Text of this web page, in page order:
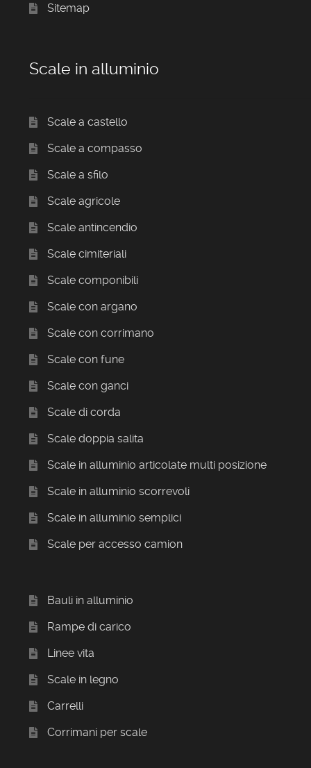
Sitemap
Scale in alluminio
Scale a castello
Scale a compasso
Scale a sfilo
Scale agricole
Scale antincendio
Scale cimiteriali
Scale componibili
Scale con argano
Scale con corrimano
Scale con fune
Scale con ganci
Scale di corda
Scale doppia salita
Scale in alluminio articolate multi posizione
Scale in alluminio scorrevoli
Scale in alluminio semplici
Scale per accesso camion
Bauli in alluminio
Rampe di carico
Linee vita
Scale in legno
Carrelli
Corrimani per scale